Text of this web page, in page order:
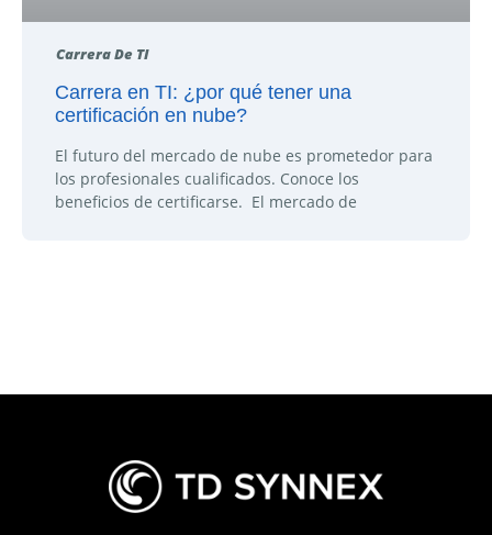
Carrera De TI
Carrera en TI: ¿por qué tener una
certificación en nube?
El futuro del mercado de nube es prometedor para
los profesionales cualificados. Conoce los
beneficios de certificarse. El mercado de